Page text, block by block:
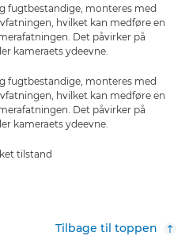
fugtbestandige, monteres med
hvilket kan medføre en
Det påvirker på
kameraets ydeevne.
fugtbestandige, monteres med
hvilket kan medføre en
Det påvirker på
kameraets ydeevne.
tilstand
Tilbage til toppen